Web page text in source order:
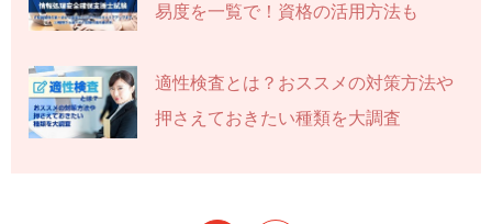
易度を一覧で！資格の活用方法も
適性検査とは？おススメの対策方法や
押さえておきたい種類を大調査